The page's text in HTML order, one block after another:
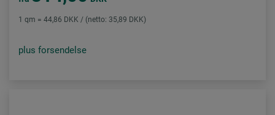
1 qm = 44,86 DKK / (netto: 35,89 DKK)
plus forsendelse